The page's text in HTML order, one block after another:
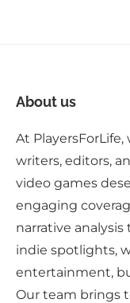
About us
At
writers, editors,
video games
engaging
narrative
indie spotlights,
entertainment,
Our team brings